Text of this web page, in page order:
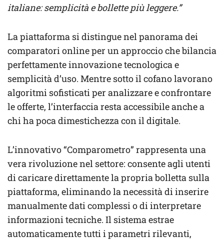
italiane: semplicità e bollette più leggere.”
La piattaforma si distingue nel panorama dei
comparatori online per un approccio che bilancia
perfettamente innovazione tecnologica e
semplicità d’uso. Mentre sotto il cofano lavorano
algoritmi sofisticati per analizzare e confrontare
le offerte, l’interfaccia resta accessibile anche a
chi ha poca dimestichezza con il digitale.
L’innovativo “Comparometro” rappresenta una
vera rivoluzione nel settore: consente agli utenti
di caricare direttamente la propria bolletta sulla
piattaforma, eliminando la necessità di inserire
manualmente dati complessi o di interpretare
informazioni tecniche. Il sistema estrae
automaticamente tutti i parametri rilevanti,